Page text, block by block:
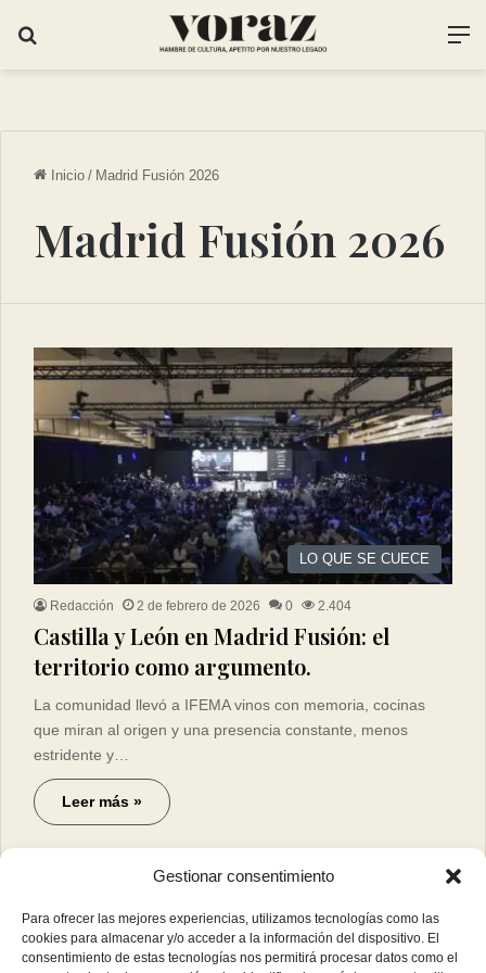
Gestionar consentimiento
Para ofrecer las mejores experiencias, utilizamos tecnologías como las
cookies para almacenar y/o acceder a la información del dispositivo. El
consentimiento de estas tecnologías nos permitirá procesar datos como el
Inicio / Madrid Fusión 2026
Madrid Fusión 2026
LO QUE SE CUECE
Redacción 2 de febrero de 2026 0 2.404
Castilla y León en Madrid Fusión: el
territorio como argumento.
La comunidad llevó a IFEMA vinos con memoria, cocinas
que miran al origen y una presencia constante, menos
estridente y…
Leer más »